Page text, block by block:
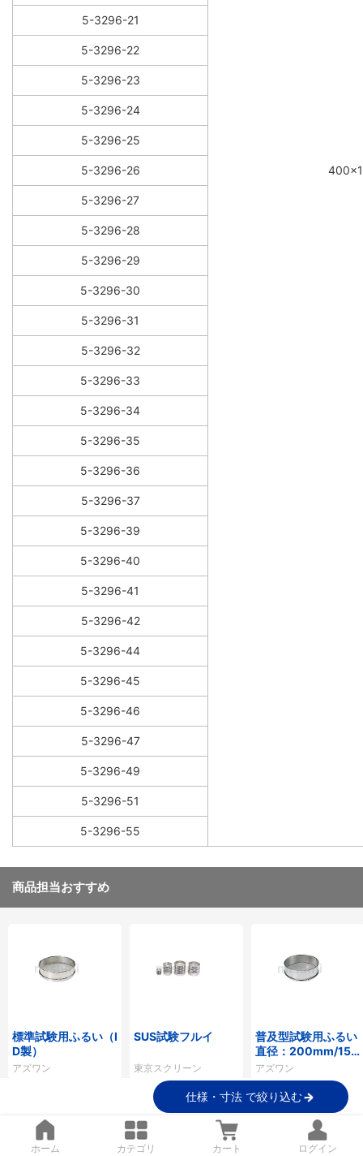
5-3296-21
5-3296-22
5-3296-23
5-3296-24
5-3296-25
5-3296-26
5-3296-27
5-3296-28
5-3296-29
5-3296-30
5-3296-31
5-3296-32
5-3296-33
5-3296-34
5-3296-35
5-3296-36
5-3296-37
5-3296-39
5-3296-40
5-3296-41
5-3296-42
5-3296-44
5-3296-45
5-3296-46
5-3296-47
5-3296-49
5-3296-51
5-3296-55
商品担当おすすめ
標準試験用ふるい（I
D製）
アズワン
SUS試験フルイ
東京スクリーン
普及型試験用ふるい
直径：200mm/150
mm ステンレス製
アズワン
ファクトリーサプライ用品技術窓口
仕様・寸法 で絞り込む
ホーム カテゴリ カート ログイン